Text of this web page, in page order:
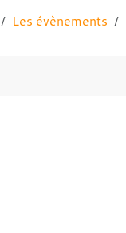
Les évènements